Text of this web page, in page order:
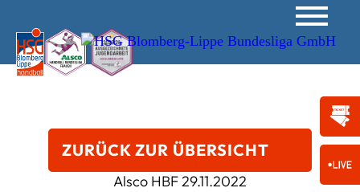
ZURÜCK ZUR ÜBERSICHT
Alsco HBF29.11.2022